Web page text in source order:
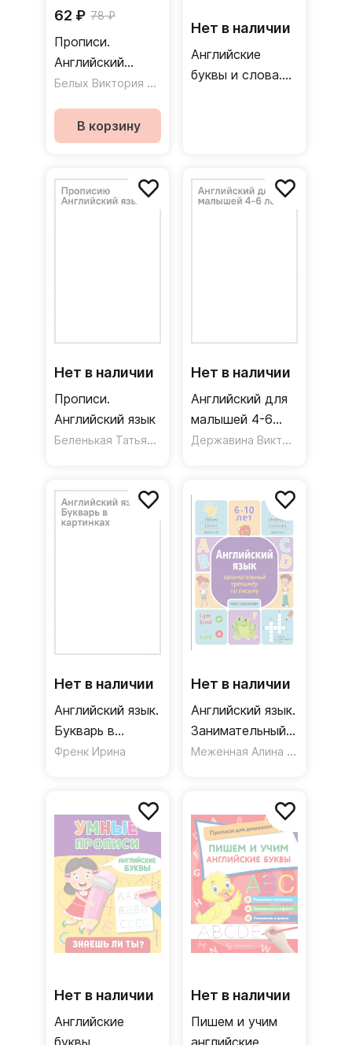
62 ₽ 78 ₽
Прописи.
Английский
алфавит.
ФГОС
Белых Виктория Алексеевна
В корзину
Нет в наличии
Английские
буквы и слова.
Нет в наличии
Прописи.
Английский язык
Беленькая Татьяна Борисовна
,Худавердиева Юмма
Нет в наличии
Английский для
малышей 4-6
лет
Державина Виктория Александровна
Нет в наличии
Английский язык.
Букварь в
картинках
Френк Ирина
Нет в наличии
Английский язык.
Занимательный
тренажер по
Меженная Алина Владимировна
Нет в наличии
Английские
буквы
Нет в наличии
Пишем и учим
английские